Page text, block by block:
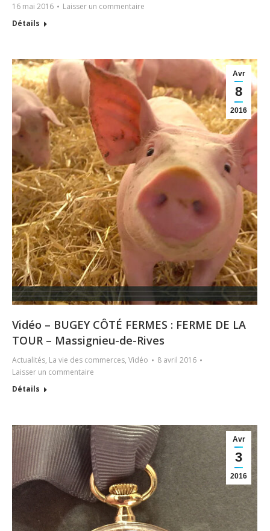
16 mai 2016
Laisser un commentaire
Détails
Avr
8
2016
Vidéo – BUGEY CÔTÉ FERMES : FERME DE LA
TOUR – Massignieu-de-Rives
Actualités, La vie des commerces, Vidéo
8 avril 2016
Laisser un commentaire
Détails
Avr
3
2016